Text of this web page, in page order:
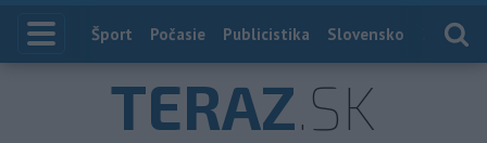
Index
Šport Počasie Publicistika Slovensko
TERAZ.SK